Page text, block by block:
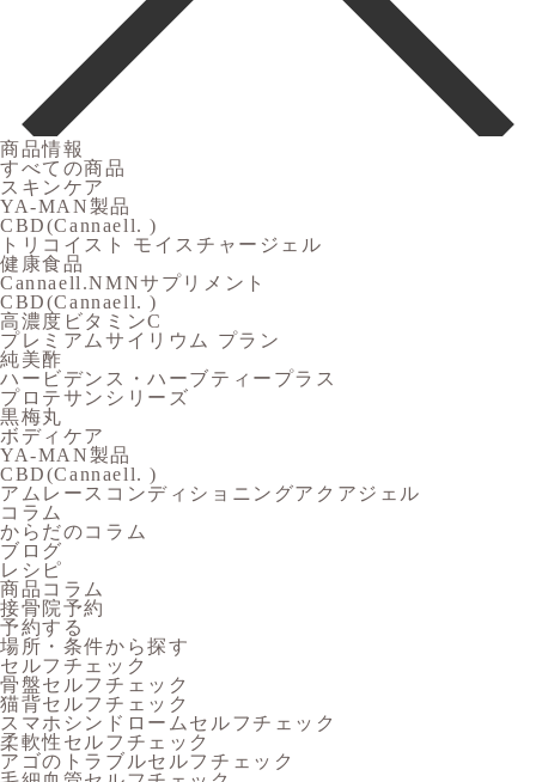
商品情報
すべての商品
スキンケア
YA-MAN製品
CBD(Cannaell. )
トリコイスト モイスチャージェル
健康食品
Cannaell.NMNサプリメント
CBD(Cannaell. )
高濃度ビタミンC
プレミアムサイリウム プラン
純美酢
ハービデンス・ハーブティープラス
プロテサンシリーズ
黒梅丸
ボディケア
YA-MAN製品
CBD(Cannaell. )
アムレースコンディショニングアクアジェル
コラム
からだのコラム
ブログ
レシピ
商品コラム
接骨院予約
予約する
場所・条件から探す
セルフチェック
骨盤セルフチェック
猫背セルフチェック
スマホシンドロームセルフチェック
柔軟性セルフチェック
アゴのトラブルセルフチェック